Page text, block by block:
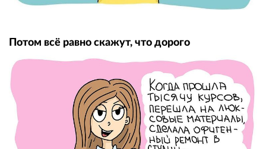
Потом всё равно скажут, что дорого